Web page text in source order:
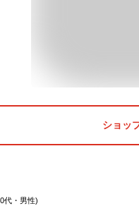
ショッ
代・男性)